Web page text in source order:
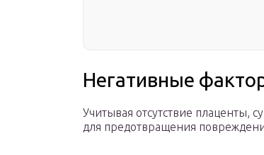
Негативные
Учитывая отсутствие плаценты,
для предотвращения